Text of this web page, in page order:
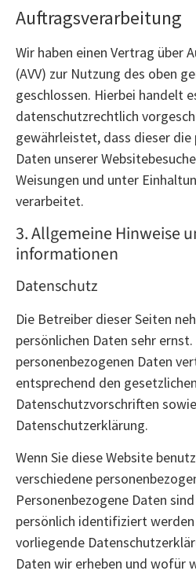
Auftragsverarbeitung
Wir haben einen Vertrag über
(AVV) zur Nutzung des oben
geschlossen. Hierbei handelt
datenschutzrechtlich
gewährleistet, dass dieser die
Daten unserer
Weisungen und unter
verarbeitet.
3. Allgemeine Hinweise
informationen
Datenschutz
Die Betreiber dieser Seiten
persönlichen Daten sehr
personenbezogenen Daten
entsprechend den gesetzlichen
Datenschutzvorschriften
Datenschutzerklärung.
Wenn Sie diese Website
verschiedene
Personenbezogene Daten
persönlich identifiziert werden
vorliegende
Daten wir erheben und wofür